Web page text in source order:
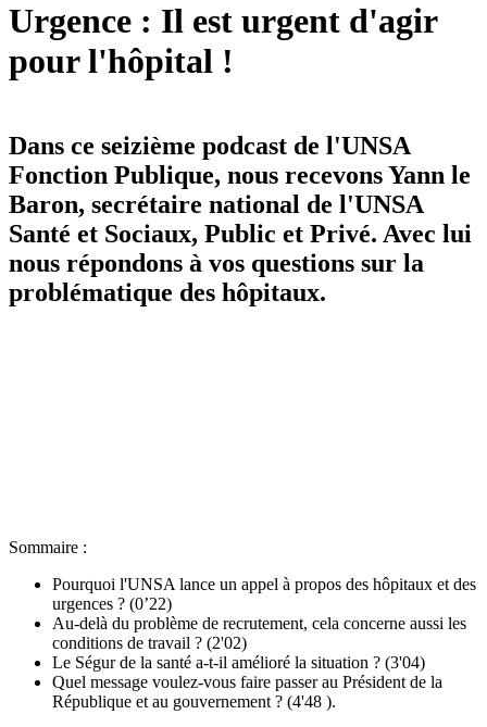
Urgence : Il est urgent d'agir
pour l'hôpital !
Dans ce seizième podcast de l'UNSA
Fonction Publique, nous recevons Yann le
Baron, secrétaire national de l'UNSA
Santé et Sociaux, Public et Privé. Avec lui
nous répondons à vos questions sur la
problématique des hôpitaux.
Sommaire :
Pourquoi l'UNSA lance un appel à propos des hôpitaux et des
urgences ? (0’22)
Au-delà du problème de recrutement, cela concerne aussi les
conditions de travail ? (2'02)
Le Ségur de la santé a-t-il amélioré la situation ? (3'04)
Quel message voulez-vous faire passer au Président de la
République et au gouvernement ? (4'48 ).